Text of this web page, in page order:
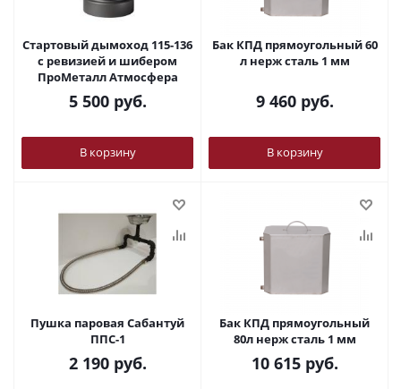
Стартовый дымоход 115-136
с ревизией и шибером
ПроМеталл Атмосфера
5 500руб.
В корзину
Бак КПД прямоугольный 60
л нерж сталь 1 мм
9 460руб.
В корзину
Пушка паровая Сабантуй
ППС-1
2 190руб.
Бак КПД прямоугольный
80л нерж сталь 1 мм
10 615руб.